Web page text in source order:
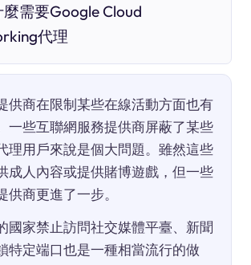
需要Google Cloud
代理
供商在限制某些在線活動方面也有
一些互聯網服務提供商屏蔽了某些
理用戶來說是個大問題。雖然這些
成人內容或提供賭博遊戲，但一些
供商更進了一步。
國家禁止訪問社交媒體平臺、新聞
特定端口也是一種相當流行的做